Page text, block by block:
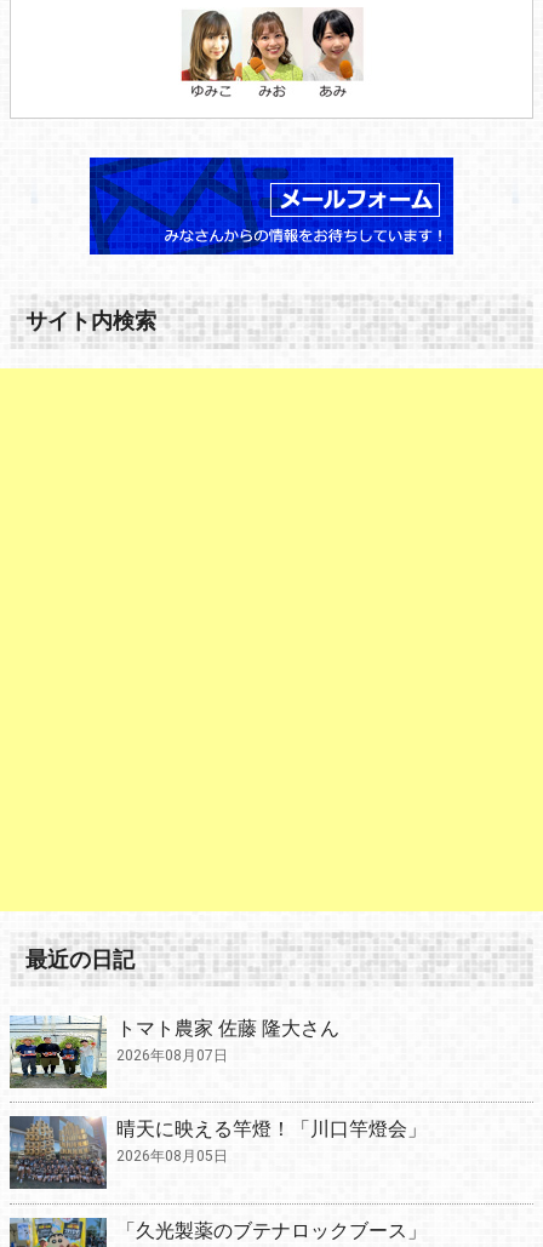
サイト内検索
最近の日記
トマト農家 佐藤 隆大さん
2026年08月07日
晴天に映える竿燈！「川口竿燈会」
2026年08月05日
「久光製薬のブテナロックブース」